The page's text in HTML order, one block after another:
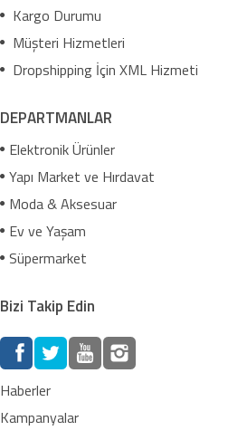
Kargo Durumu
Müşteri Hizmetleri
Dropshipping İçin XML Hizmeti
DEPARTMANLAR
Elektronik Ürünler
Yapı Market ve Hırdavat
Moda & Aksesuar
Ev ve Yaşam
Süpermarket
Bizi Takip Edin
Haberler
Kampanyalar